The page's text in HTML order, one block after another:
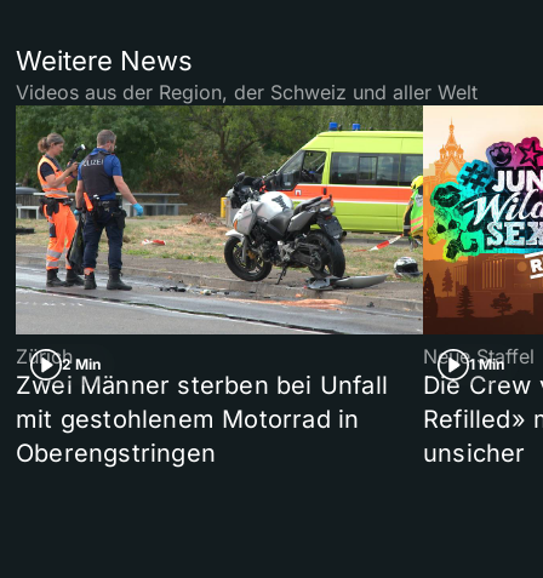
Weitere News
Videos aus der Region, der Schweiz und aller Welt
2 Min
Zürich
Zwei Männer sterben bei Unfall
mit gestohlenem Motorrad in
Oberengstringen
1 Min
Neue Staffel
Die Crew
Refilled»
unsicher